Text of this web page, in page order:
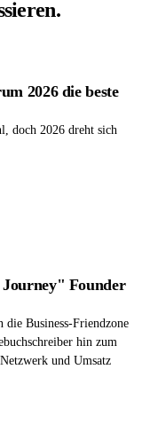
2026 die beste
doch 2026 dreht sich
Founder
Business-Friendzone
hin zum
und Umsatz